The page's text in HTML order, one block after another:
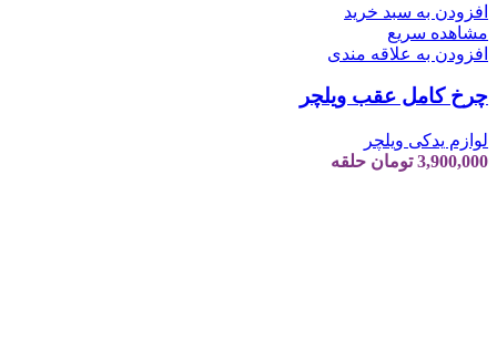
افزودن به سبد خرید
مشاهده سریع
افزودن به علاقه مندی
چرخ کامل عقب ویلچر
لوازم یدکی ویلچر
3,900,000 تومان حلقه